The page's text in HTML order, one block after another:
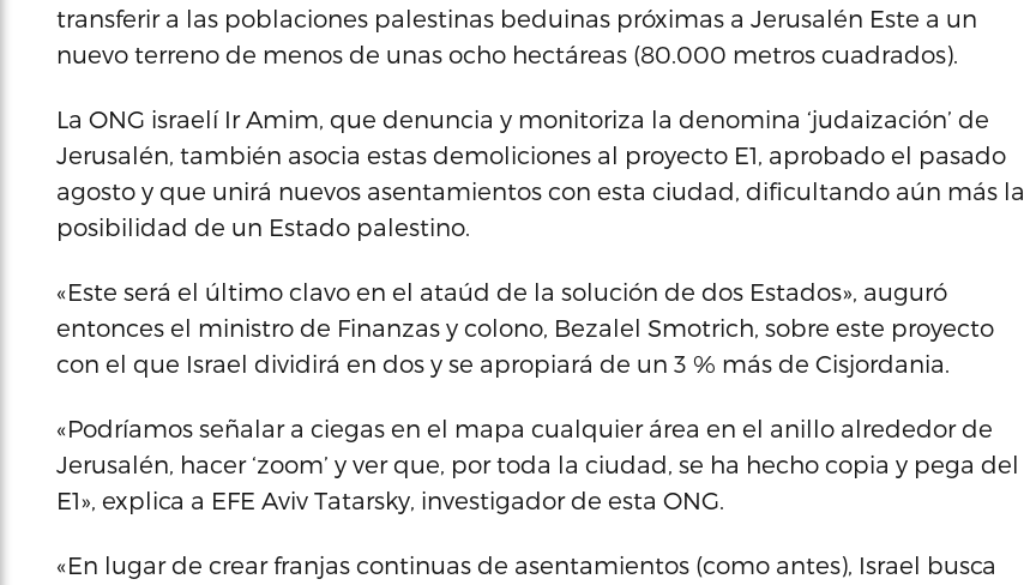
transferir a las poblaciones palestinas beduinas próximas a Jerusalén Este a un
nuevo terreno de menos de unas ocho hectáreas (80.000 metros cuadrados).
La ONG israelí Ir Amim, que denuncia y monitoriza la denomina ‘judaización’ de
Jerusalén, también asocia estas demoliciones al proyecto E1, aprobado el pasado
agosto y que unirá nuevos asentamientos con esta ciudad, dificultando aún más la
posibilidad de un Estado palestino.
«Este será el último clavo en el ataúd de la solución de dos Estados», auguró
entonces el ministro de Finanzas y colono, Bezalel Smotrich, sobre este proyecto
con el que Israel dividirá en dos y se apropiará de un 3 % más de Cisjordania.
«Podríamos señalar a ciegas en el mapa cualquier área en el anillo alrededor de
Jerusalén, hacer ‘zoom’ y ver que, por toda la ciudad, se ha hecho copia y pega del
E1», explica a EFE Aviv Tatarsky, investigador de esta ONG.
«En lugar de crear franjas continuas de asentamientos (como antes), Israel busca